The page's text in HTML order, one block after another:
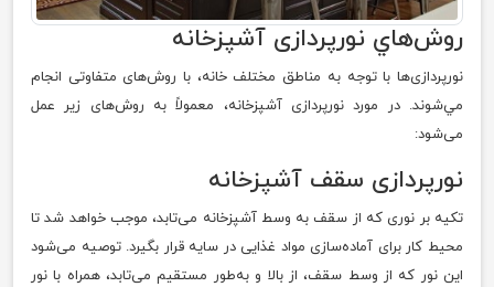
روش‌هاي نور‌پردازی آشپزخانه
نورپردازی‌ها با توجه به مناطق مختلف خانه، با روش‌های متفاوتی انجام
مي‌شوند. در مورد نورپردازی آشپزخانه، معمولاً به روش‌های زیر عمل
می‌شود:
نور‌پردازی سقف آشپزخانه
تکیه بر نوری که از سقف به وسط آشپزخانه می‌تابد، موجب خواهد شد تا
محیط کار برای آماده‌‌سازی مواد غذایی در سایه قرار بگیرد. توصیه می‌شود
این نور که از وسط سقف، از بالا و به‌طور مستقیم می‌تابد، همراه با نور